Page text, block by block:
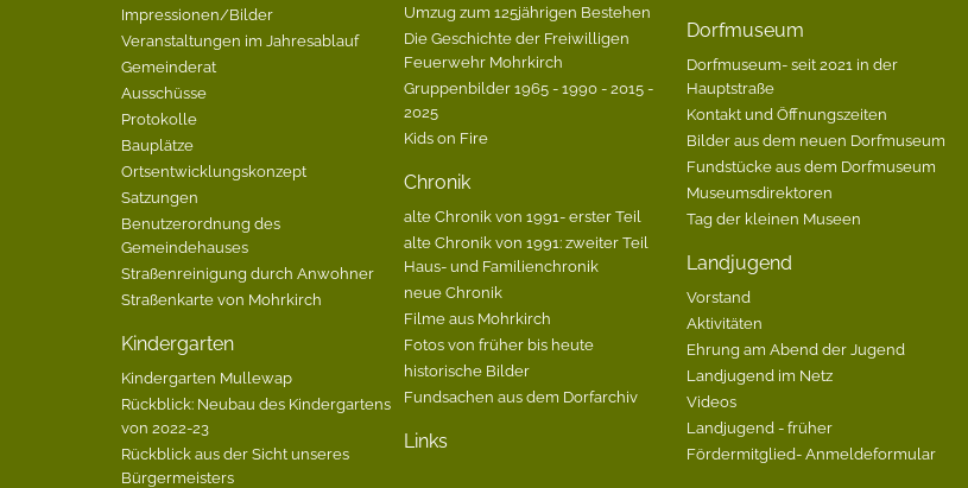
Impressionen/Bilder
Veranstaltungen im Jahresablauf
Gemeinderat
Ausschüsse
Protokolle
Bauplätze
Ortsentwicklungskonzept
Satzungen
Benutzerordnung des
Gemeindehauses
Straßenreinigung durch Anwohner
Straßenkarte von Mohrkirch
Kindergarten
Kindergarten Mullewap
Rückblick: Neubau des Kindergartens
von 2022-23
Rückblick aus der Sicht unseres
Bürgermeisters
Umzug zum 125jährigen Bestehen
Die Geschichte der Freiwilligen
Feuerwehr Mohrkirch
Gruppenbilder 1965 - 1990 - 2015 -
2025
Kids on Fire
Chronik
alte Chronik von 1991- erster Teil
alte Chronik von 1991: zweiter Teil
Haus- und Familienchronik
neue Chronik
Filme aus Mohrkirch
Fotos von früher bis heute
historische Bilder
Fundsachen aus dem Dorfarchiv
Links
Dorfmuseum
Dorfmuseum- seit 2021 in der
Hauptstraße
Kontakt und Öffnungszeiten
Bilder aus dem neuen Dorfmuseum
Fundstücke aus dem Dorfmuseum
Museumsdirektoren
Tag der kleinen Museen
Landjugend
Vorstand
Aktivitäten
Ehrung am Abend der Jugend
Landjugend im Netz
Videos
Landjugend - früher
Fördermitglied- Anmeldeformular